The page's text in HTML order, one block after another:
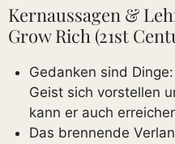
Kernaussagen &
Grow Rich (21st
Gedanken sind
Geist sich vorstellen
kann er auch
Das brennende